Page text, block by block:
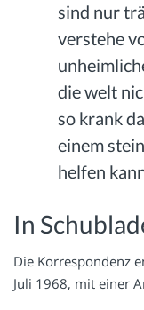
sind nur
verstehe
die welt
so krank
einem
helfen
In
Die Korrespondenz
Juli 1968, mit einer